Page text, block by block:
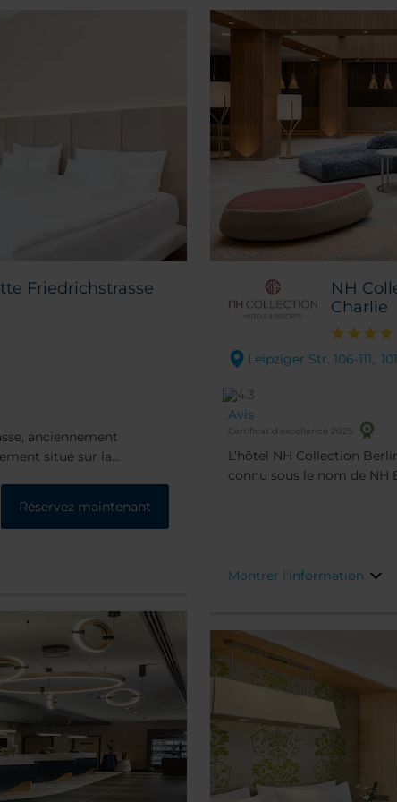
Friedrichstrasse
anciennement
situé sur la
à pied de la porte
Berlin.
Réservez maintenant
NH
Charlie
Leipziger Str. 106-111,.
Avis
Certificat d'excellence 2025
L’hôtel NH Collection
connu sous le nom de NH
principales rues
Montrer l'information